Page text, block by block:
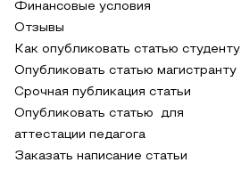
Финансовые условия
Отзывы
Как опубликовать статью студенту
Опубликовать статью магистранту
Срочная публикация статьи
Опубликовать статью для
аттестации педагога
Заказать написание статьи